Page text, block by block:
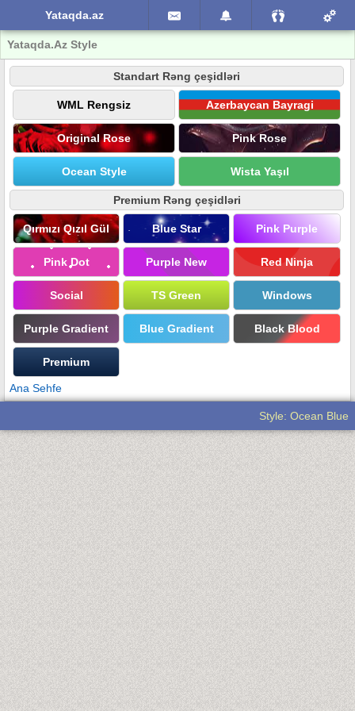
Yataqda.az
Yataqda.Az Style
Standart Rəng çeşidləri
WML Rengsiz Azerbaycan Bayragi
Original Rose Pink Rose
Ocean Style Wista Yaşıl
Premium Rəng çeşidləri
Qırmızı Qızıl Gül Blue Star Pink Purple
Pink Dot Purple New Red Ninja
Social TS Green Windows
Purple Gradient Blue Gradient Black Blood
Premium
Ana Sehfe
Style: Ocean Blue